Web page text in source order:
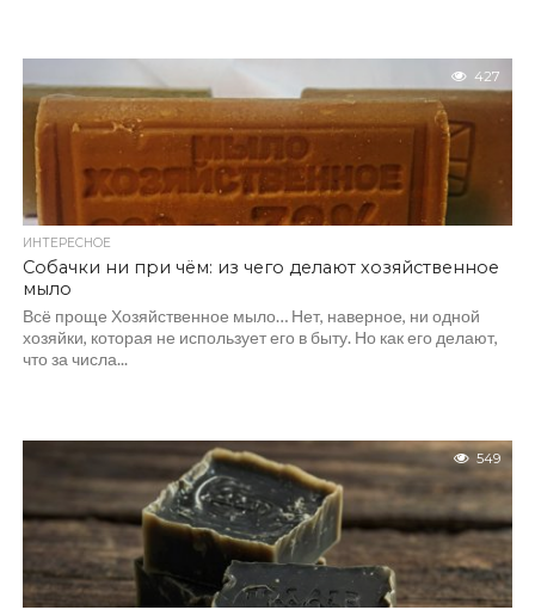
427
ИНТЕРЕСНОЕ
Собачки ни при чём: из чего делают хозяйственное
мыло
Всё проще Хозяйственное мыло… Нет, наверное, ни одной
хозяйки, которая не использует его в быту. Но как его делают,
что за числа...
549